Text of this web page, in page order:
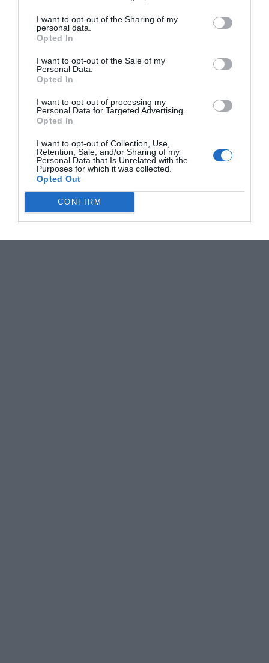
I want to opt-out of the Sharing of my
personal data.
Opted In
I want to opt-out of the Sale of my
Personal Data.
Opted In
I want to opt-out of processing my
Personal Data for Targeted Advertising.
Opted In
I want to opt-out of Collection, Use,
Retention, Sale, and/or Sharing of my
Personal Data that Is Unrelated with the
Purposes for which it was collected.
Opted Out
CONFIRM